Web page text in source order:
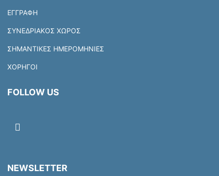
ΕΓΓΡΑΦΗ
ΣΥΝΕΔΡΙΑΚΟΣ ΧΩΡΟΣ
ΣΗΜΑΝΤΙΚΕΣ ΗΜΕΡΟΜΗΝΙΕΣ
ΧΟΡΗΓΟΙ
FOLLOW US
NEWSLETTER